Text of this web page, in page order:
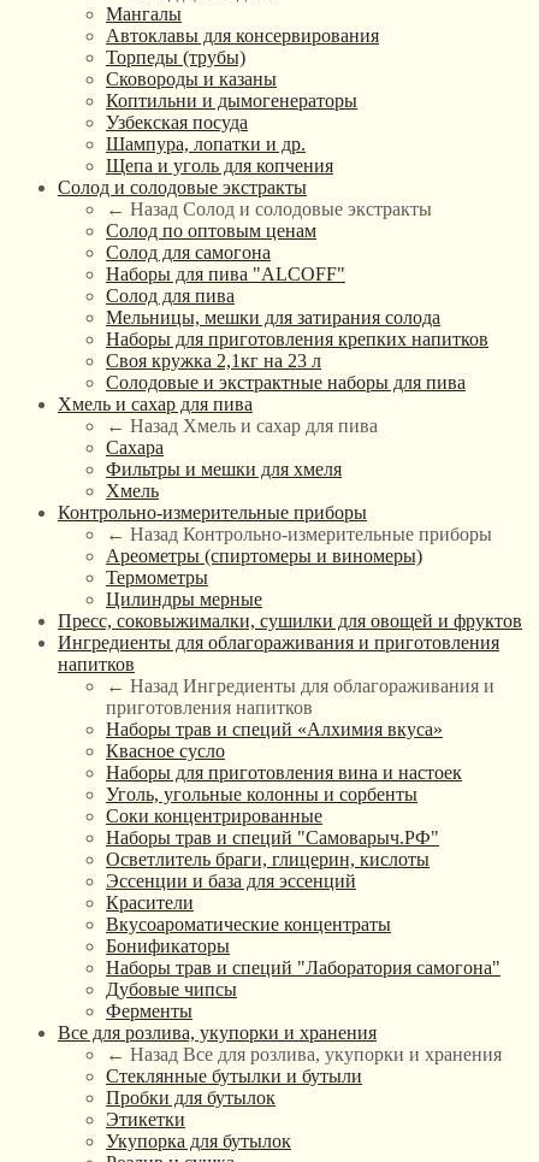
Мангалы
Автоклавы для консервирования
Торпеды (трубы)
Сковороды и казаны
Коптильни и дымогенераторы
Узбекская посуда
Шампура, лопатки и др.
Щепа и уголь для копчения
Солод и солодовые экстракты
← Назад Солод и солодовые экстракты
Солод по оптовым ценам
Солод для самогона
Наборы для пива "ALCOFF"
Солод для пива
Мельницы, мешки для затирания солода
Наборы для приготовления крепких напитков
Своя кружка 2,1кг на 23 л
Солодовые и экстрактные наборы для пива
Хмель и сахар для пива
← Назад Хмель и сахар для пива
Сахара
Фильтры и мешки для хмеля
Хмель
Контрольно-измерительные приборы
← Назад Контрольно-измерительные приборы
Ареометры (спиртомеры и виномеры)
Термометры
Цилиндры мерные
Пресс, соковыжималки, сушилки для овощей и фруктов
Ингредиенты для облагораживания и приготовления
напитков
← Назад Ингредиенты для облагораживания и
приготовления напитков
Наборы трав и специй «Алхимия вкуса»
Квасное сусло
Наборы для приготовления вина и настоек
Уголь, угольные колонны и сорбенты
Соки концентрированные
Наборы трав и специй "Самоварыч.РФ"
Осветлитель браги, глицерин, кислоты
Эссенции и база для эссенций
Красители
Вкусоароматические концентраты
Бонификаторы
Наборы трав и специй "Лаборатория самогона"
Дубовые чипсы
Ферменты
Все для розлива, укупорки и хранения
← Назад Все для розлива, укупорки и хранения
Стеклянные бутылки и бутыли
Пробки для бутылок
Этикетки
Укупорка для бутылок